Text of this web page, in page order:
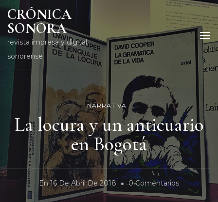
CRÓNICA
SONORA
revista impresa y digital
sonorense
NARRATIVA
La locura y un anticuario
en Bogotá
En16 De Abril De 2018 0 ComentariosEn
La